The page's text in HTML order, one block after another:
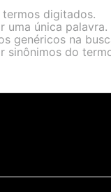
digitados.
uma única palavra.
genéricos na
sinônimos do